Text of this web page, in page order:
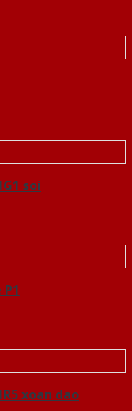
soi
xoan dao